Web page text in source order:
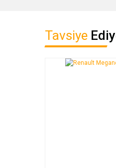
Bu ürünün fiyat bilgisi,
Görüş ve önerileriniz
Ürün resmi
Tavsiye